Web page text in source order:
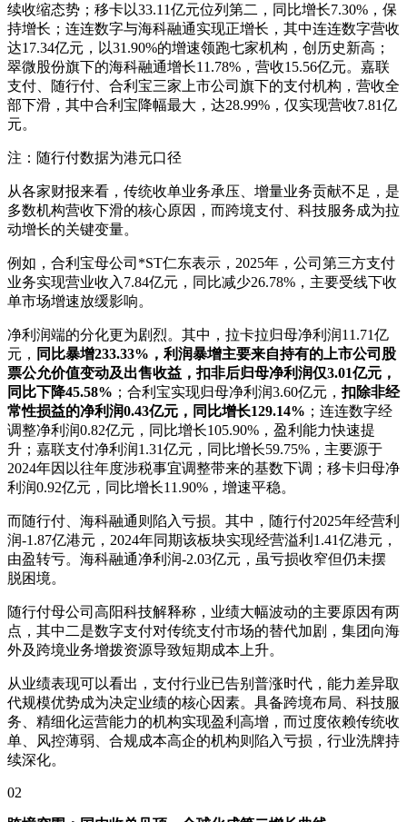
续收缩态势；移卡以33.11亿元位列第二，同比增长7.30%，保
持增长；连连数字与海科融通实现正增长，其中连连数字营收
达17.34亿元，以31.90%的增速领跑七家机构，创历史新高；
翠微股份旗下的海科融通增长11.78%，营收15.56亿元。嘉联
支付、随行付、合利宝三家上市公司旗下的支付机构，营收全
部下滑，其中合利宝降幅最大，达28.99%，仅实现营收7.81亿
元。
注：随行付数据为港元口径
从各家财报来看，传统收单业务承压、增量业务贡献不足，是
多数机构营收下滑的核心原因，而跨境支付、科技服务成为拉
动增长的关键变量。
例如，合利宝母公司*ST仁东表示，2025年，公司第三方支付
业务实现营业收入7.84亿元，同比减少26.78%，主要受线下收
单市场增速放缓影响。
净利润端的分化更为剧烈。其中，拉卡拉归母净利润11.71亿
元， 同比暴增233.33%，利润暴增主要来自持有的上市公司股
票公允价值变动及出售收益，扣非后归母净利润仅3.01亿元，
同比下降45.58% ；合利宝实现归母净利润3.60亿元，扣除非经
常性损益的净利润0.43亿元，同比增长129.14% ；连连数字经
调整净利润0.82亿元，同比增长105.90%，盈利能力快速提
升；嘉联支付净利润1.31亿元，同比增长59.75%，主要源于
2024年因以往年度涉税事宜调整带来的基数下调；移卡归母净
利润0.92亿元，同比增长11.90%，增速平稳。
而随行付、海科融通则陷入亏损。其中，随行付2025年经营利
润-1.87亿港元，2024年同期该板块实现经营溢利1.41亿港元，
由盈转亏。海科融通净利润-2.03亿元，虽亏损收窄但仍未摆
脱困境。
随行付母公司高阳科技解释称，业绩大幅波动的主要原因有两
点，其中二是数字支付对传统支付市场的替代加剧，集团向海
外及跨境业务增拨资源导致短期成本上升。
从业绩表现可以看出，支付行业已告别普涨时代，能力差异取
代规模优势成为决定业绩的核心因素。具备跨境布局、科技服
务、精细化运营能力的机构实现盈利高增，而过度依赖传统收
单、风控薄弱、合规成本高企的机构则陷入亏损，行业洗牌持
续深化。
02